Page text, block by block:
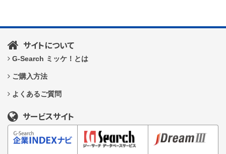
サイトについて
G-Search ミッケ！とは
ご購入方法
よくあるご質問
サービスサイト